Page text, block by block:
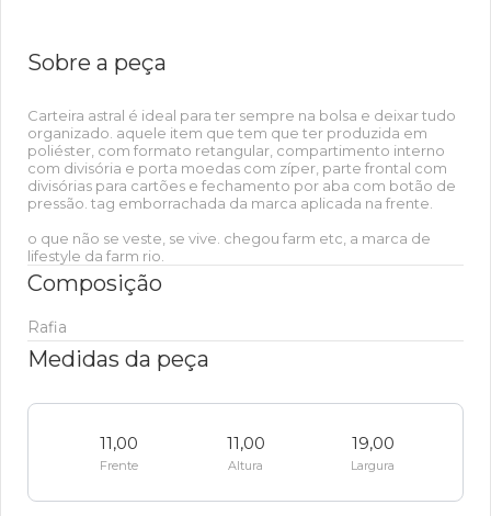
Sobre a peça
Carteira astral é ideal para ter sempre na bolsa e deixar tudo
organizado. aquele item que tem que ter produzida em
poliéster, com formato retangular, compartimento interno
com divisória e porta moedas com zíper, parte frontal com
divisórias para cartões e fechamento por aba com botão de
pressão. tag emborrachada da marca aplicada na frente.
o que não se veste, se vive. chegou farm etc, a marca de
lifestyle da farm rio.
Composição
Rafia
Medidas da peça
11,00
Frente
11,00
Altura
19,00
Largura